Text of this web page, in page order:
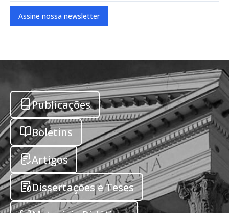
Assine nossa newsletter
Publicações
Boletins
Artigos
Dissertações e Teses